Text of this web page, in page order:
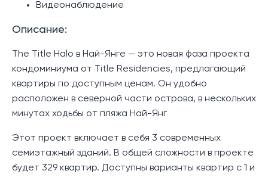
Видеонаблюдение
Описание:
The Title Halo в Най-Янге — это новая фаза проекта
кондоминиума от Title Residencies, предлагающий
квартиры по доступным ценам. Он удобно
расположен в северной части острова, в нескольких
минутах ходьбы от пляжа Най-Янг
Этот проект включает в себя 3 современных
семиэтажный зданий. В общей сложности в проекте
будет 329 квартир. Доступны варианты квартир с 1 и